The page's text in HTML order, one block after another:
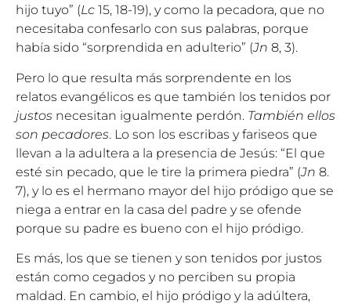
hijo tuyo” (Lc 15, 18-19), y como la pecadora, que no
necesitaba confesarlo con sus palabras, porque
había sido “sorprendida en adulterio” (Jn 8, 3).
Pero lo que resulta más sorprendente en los
relatos evangélicos es que también los tenidos por
justos necesitan igualmente perdón. También ellos
son pecadores. Lo son los escribas y fariseos que
llevan a la adultera a la presencia de Jesús: “El que
esté sin pecado, que le tire la primera piedra” (Jn 8.
7), y lo es el hermano mayor del hijo pródigo que se
niega a entrar en la casa del padre y se ofende
porque su padre es bueno con el hijo pródigo.
Es más, los que se tienen y son tenidos por justos
están como cegados y no perciben su propia
maldad. En cambio, el hijo pródigo y la adúltera,